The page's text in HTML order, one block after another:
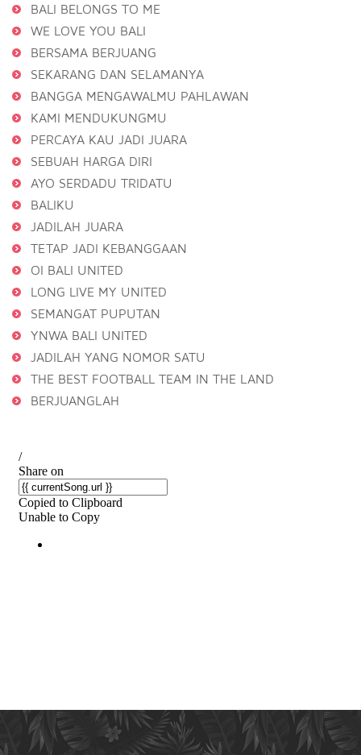
BALI BELONGS TO ME
WE LOVE YOU BALI
BERSAMA BERJUANG
SEKARANG DAN SELAMANYA
BANGGA MENGAWALMU PAHLAWAN
KAMI MENDUKUNGMU
PERCAYA KAU JADI JUARA
SEBUAH HARGA DIRI
AYO SERDADU TRIDATU
BALIKU
JADILAH JUARA
TETAP JADI KEBANGGAAN
OI BALI UNITED
LONG LIVE MY UNITED
SEMANGAT PUPUTAN
YNWA BALI UNITED
JADILAH YANG NOMOR SATU
THE BEST FOOTBALL TEAM IN THE LAND
BERJUANGLAH